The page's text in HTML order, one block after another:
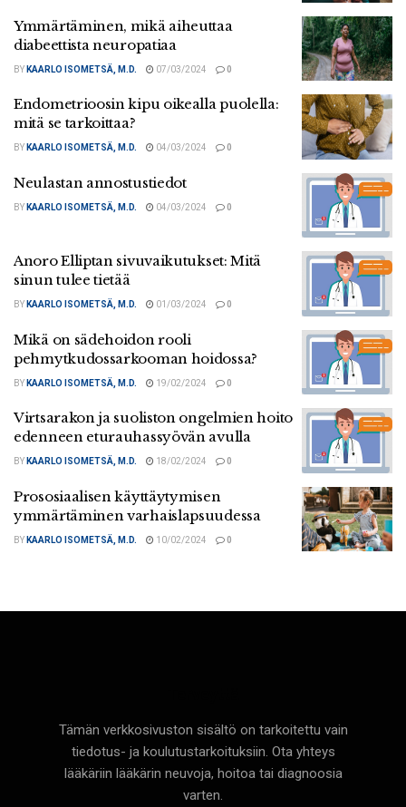
Ymmärtäminen, mikä aiheuttaa
diabeettista neuropatiaa
BY KAARLO ISOMETSÄ, M.D. 07/03/2024 0
Endometrioosin kipu oikealla puolella:
mitä se tarkoittaa?
BY KAARLO ISOMETSÄ, M.D. 04/03/2024 0
Neulastan annostustiedot
BY KAARLO ISOMETSÄ, M.D. 04/03/2024 0
Anoro Elliptan sivuvaikutukset: Mitä
sinun tulee tietää
BY KAARLO ISOMETSÄ, M.D. 01/03/2024 0
Mikä on sädehoidon rooli
pehmytkudossarkooman hoidossa?
BY KAARLO ISOMETSÄ, M.D. 19/02/2024 0
Virtsarakon ja suoliston ongelmien hoito
edenneen eturauhassyövän avulla
BY KAARLO ISOMETSÄ, M.D. 18/02/2024 0
Prososiaalisen käyttäytymisen
ymmärtäminen varhaislapsuudessa
BY KAARLO ISOMETSÄ, M.D. 10/02/2024 0
Tämän verkkosivuston sisältö on tarkoitettu vain
tiedotus- ja koulutustarkoituksiin. Ota yhteys
lääkäriin lääkärin neuvoja, hoitoa tai diagnoosia
varten.